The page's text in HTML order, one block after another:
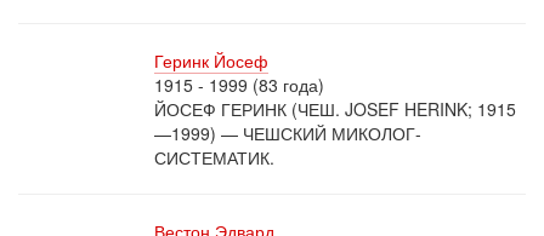
Геринк Йосеф
1915 - 1999 (83 года)
ЙОСЕФ ГЕРИНК (ЧЕШ. JOSEF HERINK; 1915
—1999) — ЧЕШСКИЙ МИКОЛОГ-
СИСТЕМАТИК.
Вестон Эдвард